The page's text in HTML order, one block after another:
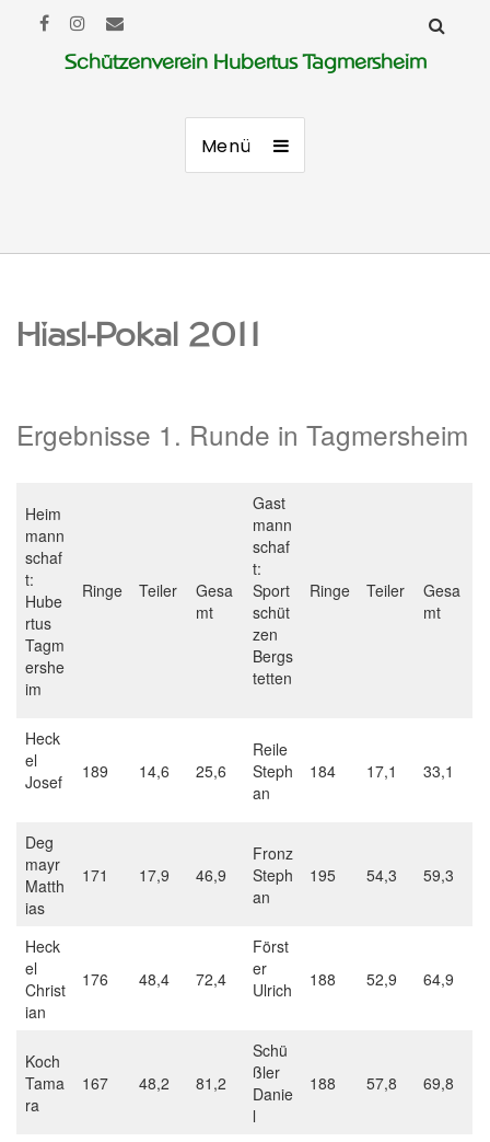
Schützenverein Hubertus Tagmersheim
Menü
Hiasl-Pokal 2011
Ergebnisse 1. Runde in Tagmersheim
Heim
mann
schaf
t:
Hube
rtus
Tagm
ershe
im
Ringe Teiler
Gesa
mt
Gast
mann
schaf
t:
Sport
schüt
zen
Bergs
tetten
Ringe Teiler
Gesa
mt
Heck
el
Josef
189 14,6 25,6
Reile
Steph
an
184 17,1 33,1
Deg
mayr
Matth
ias
171 17,9 46,9
Fronz
Steph
an
195 54,3 59,3
Heck
el
Christ
ian
176 48,4 72,4
Först
er
Ulrich
188 52,9 64,9
Koch
Tama
ra
167 48,2 81,2
Schü
ßler
Danie
l
188 57,8 69,8